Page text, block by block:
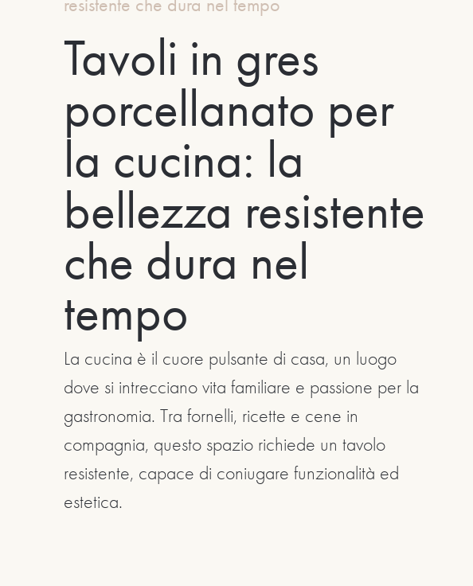
Tavoli in gres
porcellanato per
la cucina: la
bellezza resistente
che dura nel
tempo
La cucina è il cuore pulsante di casa, un luogo
dove si intrecciano vita familiare e passione per la
gastronomia. Tra fornelli, ricette e cene in
compagnia, questo spazio richiede un tavolo
resistente, capace di coniugare funzionalità ed
estetica.